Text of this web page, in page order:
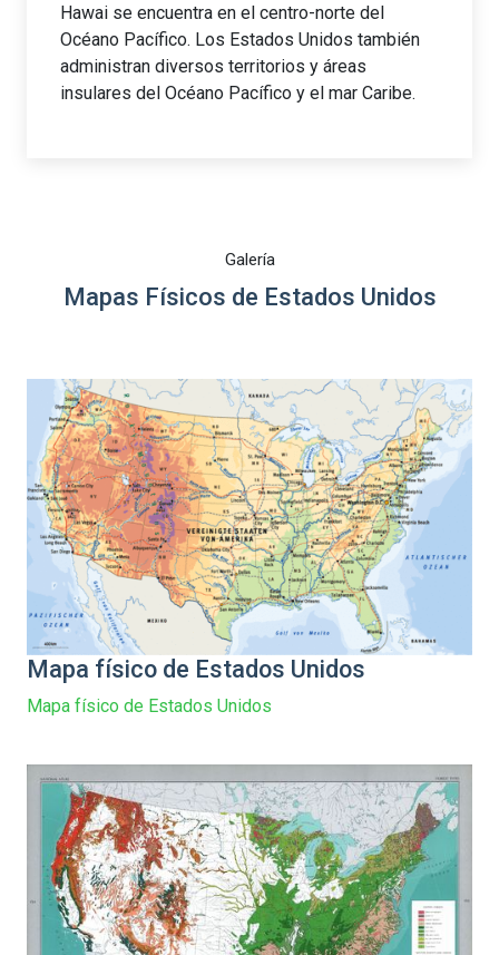
Hawai se encuentra en el centro-norte del
Océano Pacífico. Los Estados Unidos también
administran diversos territorios y áreas
insulares del Océano Pacífico y el mar Caribe.
Galería
Mapas Físicos de Estados Unidos
Mapa físico de Estados Unidos
Mapa físico de Estados Unidos